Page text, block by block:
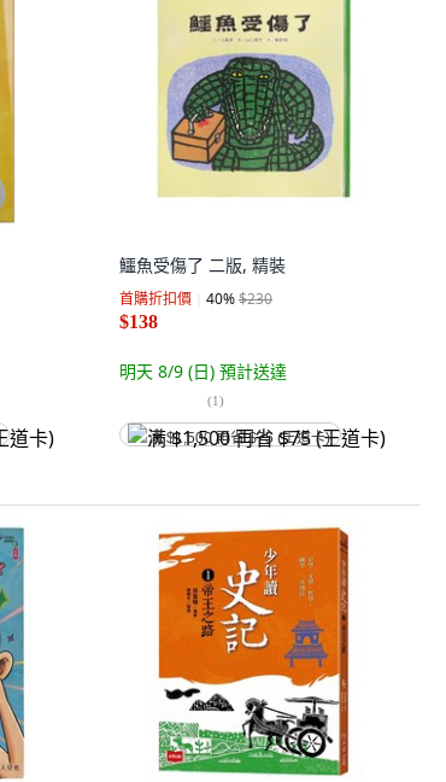
鱷魚受傷了 二版, 精裝
首購折扣價 40%$230
$138
明天 8/9 (日) 預計送達
(1)
满 $1,500 再省 $75 (王道卡)